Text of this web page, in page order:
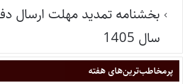
بخشنامه تمدید مهلت ارسال
سال 1405
پر‌مخاطب‌ترین‌های هفته